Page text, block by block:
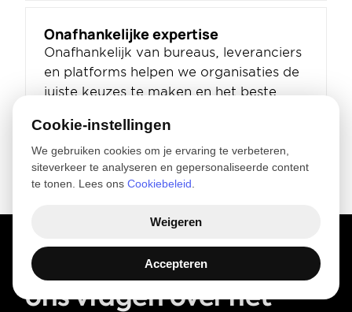
Onafhankelijke expertise
Onafhankelijk van bureaus, leveranciers
en platforms helpen we organisaties de
juiste keuzes te maken en het beste
Wat merkmanagers
ons vragen over het
Cookie-instellingen
We gebruiken cookies om je ervaring te verbeteren,
siteverkeer te analyseren en gepersonaliseerde content
te tonen. Lees ons Cookiebeleid
Weigeren
Accepteren